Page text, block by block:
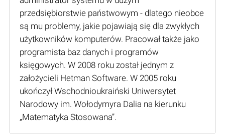
przedsiębiorstwie państwowym - dlatego nieobce
są mu problemy, jakie pojawiają się dla zwykłych
użytkowników komputerów. Pracował także jako
programista baz danych i programów
księgowych. W 2008 roku został jednym z
założycieli Hetman Software. W 2005 roku
ukończył Wschodnioukraiński Uniwersytet
Narodowy im. Wołodymyra Dalia na kierunku
„Matematyka Stosowana”.